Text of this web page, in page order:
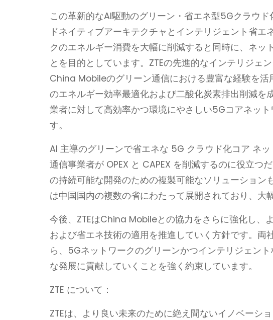
この革新的なAI駆動のグリーン・省エネ型5Gクラウ
ドネイティブアーキテクチャとインテリジェント省
クのエネルギー消費を大幅に削減すると同時に、ネッ
とを目的としています。ZTEの先進的なインテリジェ
China Mobileのグリーン通信における豊富な経験を
のエネルギー効率最適化および二酸化炭素排出削減
業者に対して高効率かつ環境にやさしい5Gコアネッ
す。
AI 主導のグリーンで省エネな 5G クラウド化コア ネ
通信事業者が OPEX と CAPEX を削減するのに役立つ
の持続可能な開発のための複製可能なソリューション
は中国国内の複数の省にわたって展開されており、大
今後、ZTEはChina Mobileとの協力をさらに強化し、
および省エネ技術の適用を推進していく方針です。両
ら、5Gネットワークのグリーンかつインテリジェン
な発展に貢献していくことを強く約束しています。
ZTE について：
ZTEは、より良い未来のために絶え間ないイノベーシ